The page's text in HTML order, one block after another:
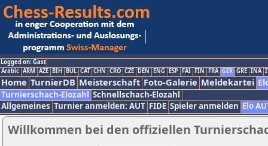
Logged on: Gast
Arabic ARM AZE BIH BUL CAT CHN CRO CZE DEN ENG ESP FAI FIN FRA GER GRE INA
Home TurnierDB Meisterschaft Foto-Galerie Meldekartei
Turnierschach-Elozahl Schnellschach-Elozahl
Allgemeines Turnier anmelden: AUT FIDE Spieler anmelden Elo
Willkommen bei den offiziellen